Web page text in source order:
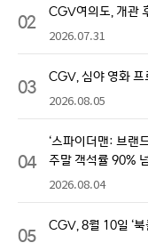
02 CGV여의도, 개관
2026.07.31
03 CGV, 심야 영화
2026.08.05
04
‘스파이더맨: 브랜
주말 객석률 90%
2026.08.04
05 CGV, 8월 10일 ‘